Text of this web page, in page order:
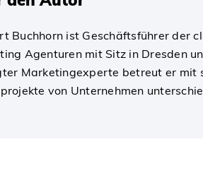
Buchhorn ist Geschäftsführer der
Agenturen mit Sitz in Dresden
Marketingexperte betreut er mit
von Unternehmen